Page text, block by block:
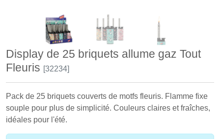
Display de 25 briquets allume gaz Tout
Fleuris [32234]
Pack de 25 briquets couverts de motfs fleuris. Flamme fixe
souple pour plus de simplicité. Couleurs claires et fraîches,
idéales pour l'été.